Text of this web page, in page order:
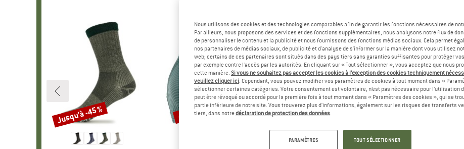
Remise
Jusqu'à -45 % Remise
-35 %
+13
Remise
Jusqu'à -45 %
Nous utilisons des cookies et des technologies comparables afin de garantir les fonctions nécessaires de
Par ailleurs, nous proposons des services et des fonctions supplémentaires, nous analysons notre flux de
de personnaliser le contenu et la publicité et nous fournissons des fonctions médias sociaux. Cela permet
nos partenaires de médias sociaux, de publicité et d'analyse de s'informer sur la manière dont vous utilisez
web; certains de ces partenaires sont situés dans des pays tiers sans garanties suffisantes pour protéger
par exemple contre l'accès par les autorités. En cliquant sur « Tout sélectionner », vous acceptez que nous
cette manière. Si vous ne souhaitez pas accepter les cookies à l’exception des cookies techniquement
veuillez cliquer ici. Cependant, vous pouvez modifier vos paramètres de cookies à tout moment dans «
sélectionner certaines catégories. Votre consentement est volontaire, n’est pas nécessaire pour l’utilisation
peut être révoqué ou accordé pour la première fois à tout moment dans « Paramètres des cookies », qui se
partie inférieure de notre site. Vous trouverez plus d'informations, également sur les risques des transferts
tiers, dans notredéclaration de protection des données.
PARAMÈTRES TOUT SÉLECTIONNER